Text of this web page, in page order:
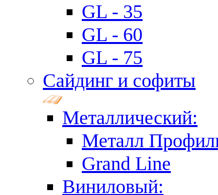
GL - 35
GL - 60
GL - 75
Сайдинг и софиты
Металлический:
Металл
Grand Line
Виниловый: